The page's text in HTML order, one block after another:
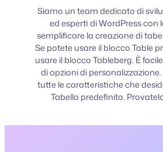
Siamo un team dedicato di
ed esperti di WordPress con
semplificare la creazione di
Se potete usare il blocco Table
usare il blocco Tableberg. È
di opzioni di
tutte le caratteristiche che
Tabella predefinito.